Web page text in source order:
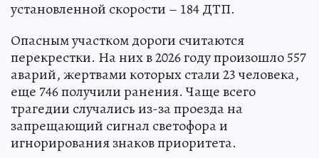
установленной скорости – 184 ДТП.
Опасным участком дороги считаются
перекрестки. На них в 2026 году произошло 557
аварий, жертвами которых стали 23 человека,
еще 746 получили ранения. Чаще всего
трагедии случались из-за проезда на
запрещающий сигнал светофора и
игнорирования знаков приоритета.